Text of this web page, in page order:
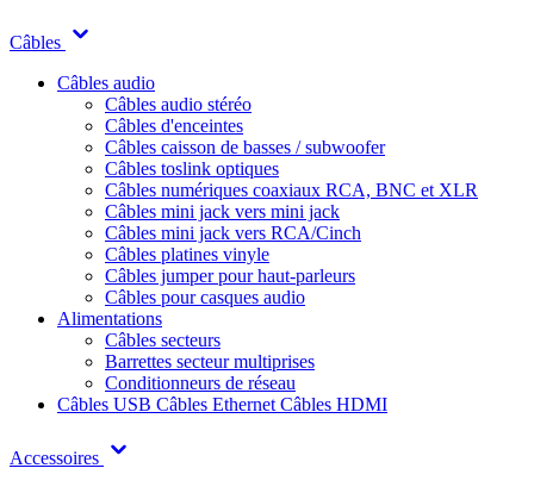
Câbles
Câbles audio
Câbles audio stéréo
Câbles d'enceintes
Câbles caisson de basses / subwoofer
Câbles toslink optiques
Câbles numériques coaxiaux RCA, BNC et XLR
Câbles mini jack vers mini jack
Câbles mini jack vers RCA/Cinch
Câbles platines vinyle
Câbles jumper pour haut-parleurs
Câbles pour casques audio
Alimentations
Câbles secteurs
Barrettes secteur multiprises
Conditionneurs de réseau
Câbles USB Câbles Ethernet Câbles HDMI
Accessoires